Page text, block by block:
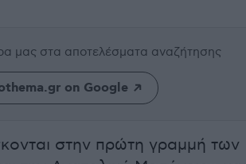
μας στα αποτελέσματα αναζήτησης
on Google
στην πρώτη γραμμή των